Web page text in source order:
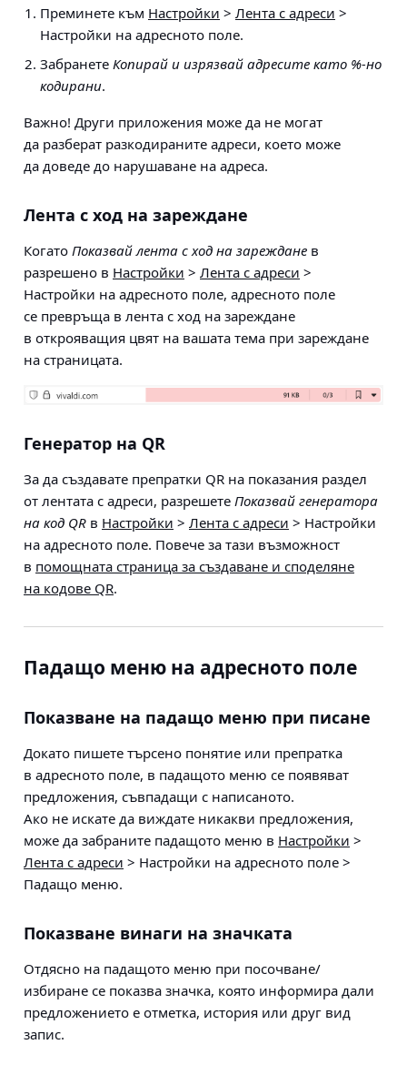
Преминете към Настройки > Лента с адреси >
Настройки на адресното поле.
Забранете Копирай и изрязвай адресите като %‐но
кодирани.
Важно! Други приложения може да не могат
да разберат разкодираните адреси, което може
да доведе до нарушаване на адреса.
Лента с ход на зареждане
Когато Показвай лента с ход на зареждане в
разрешено в Настройки > Лента с адреси >
Настройки на адресното поле, адресното поле
се превръща в лента с ход на зареждане
в открояващия цвят на вашата тема при зареждане
на страницата.
Генератор на QR
За да създавате препратки QR на показания раздел
от лентата с адреси, разрешете Показвай генератора
на код QR в Настройки > Лента с адреси > Настройки
на адресното поле. Повече за тази възможност
в помощната страница за създаване и споделяне
на кодове QR.
Падащо меню на адресното поле
Показване на падащо меню при писане
Докато пишете търсено понятие или препратка
в адресното поле, в падащото меню се появяват
предложения, съвпадащи с написаното.
Ако не искате да виждате никакви предложения,
може да забраните падащото меню в Настройки >
Лента с адреси > Настройки на адресното поле >
Падащо меню.
Показване винаги на значката
Отдясно на падащото меню при посочване/
избиране се показва значка, която информира дали
предложението е отметка, история или друг вид
запис.